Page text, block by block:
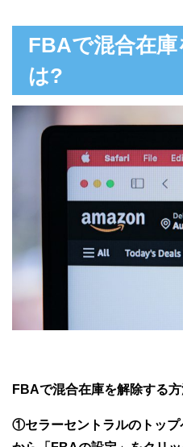
FBAで混合在庫
は?
FBAで混合在庫を解除する方
①セラーセントラルのトップ